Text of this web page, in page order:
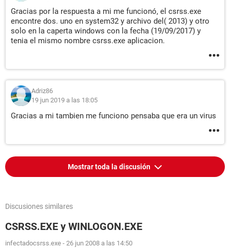
Gracias por la respuesta a mi me funcionó, el csrss.exe
encontre dos. uno en system32 y archivo del( 2013) y otro
solo en la caperta windows con la fecha (19/09/2017) y
tenia el mismo nombre csrss.exe aplicacion.
Adriz86
19 jun 2019 a las 18:05
Gracias a mi tambien me funciono pensaba que era un virus
Mostrar toda la discusión
Discusiones similares
CSRSS.EXE y WINLOGON.EXE
infectadocsrss.exe - 26 jun 2008 a las 14:50